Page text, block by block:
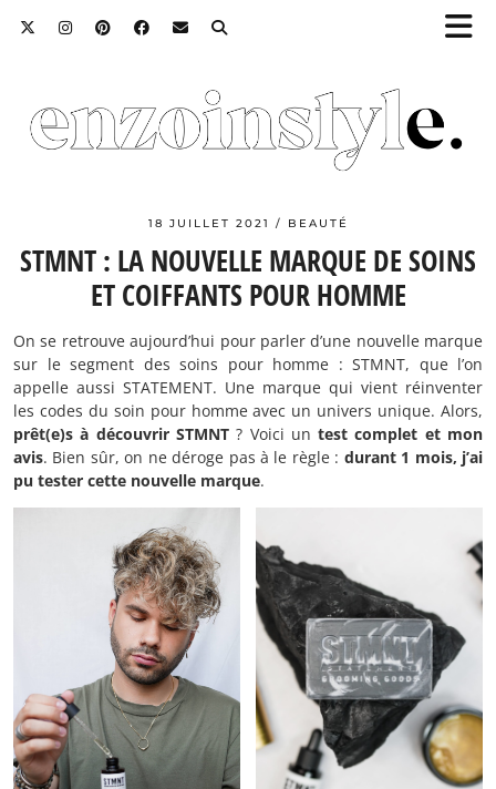
18 JUILLET 2021 BEAUTÉ
STMNT : LA NOUVELLE MARQUE DE SOINS
ET COIFFANTS POUR HOMME
On se retrouve aujourd’hui pour parler d’une nouvelle marque
sur le segment des soins pour homme : STMNT, que l’on
appelle aussi STATEMENT. Une marque qui vient réinventer
les codes du soin pour homme avec un univers unique. Alors,
prêt(e)s à découvrir STMNT? Voici untest complet et mon
avis. Bien sûr, on ne déroge pas à le règle : durant 1 mois, j’ai
pu tester cette nouvelle marque.